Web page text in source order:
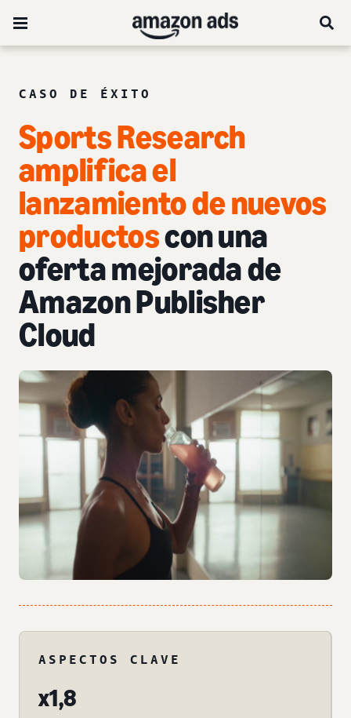
CASO DE ÉXITO
Sports Research
amplifica el
lanzamiento de nuevos
productoscon una
oferta mejorada de
Amazon Publisher
Cloud
ASPECTOS CLAVE
x1,8